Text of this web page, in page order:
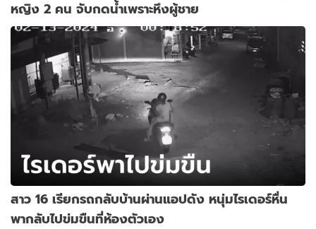
หญิง 2 คน จับกดน้ำเพราะหึงผู้ชาย
สาว 16 เรียกรถกลับบ้านผ่านแอปดัง หนุ่มไรเดอร์หื่น
พากลับไปข่มขืนที่ห้องตัวเอง